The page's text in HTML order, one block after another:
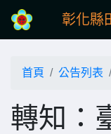
彰化縣
首頁 公告列表
轉知：